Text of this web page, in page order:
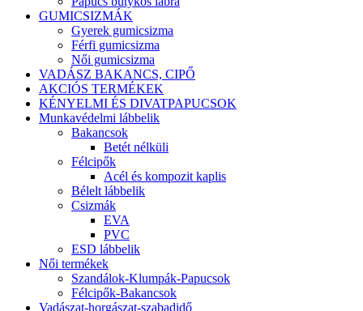
GUMICSIZMÁK
Gyerek gumicsizma
Férfi gumicsizma
Női gumicsizma
VADÁSZ BAKANCS, CIPŐ
AKCIÓS TERMÉKEK
KÉNYELMI ÉS DIVATPAPUCSOK
Munkavédelmi lábbelik
Bakancsok
Betét nélküli
Félcipők
Acél és kompozit kaplis
Bélelt lábbelik
Csizmák
EVA
PVC
ESD lábbelik
Női termékek
Szandálok-Klumpák-Papucsok
Félcipők-Bakancsok
Vadászat-horgászat-szabadidő